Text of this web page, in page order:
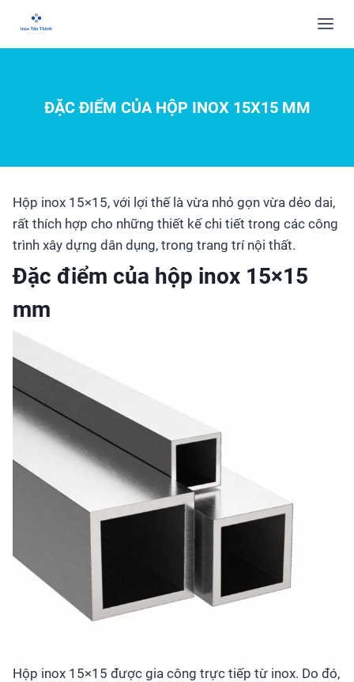
ĐẶC ĐIỂM CỦA HỘP INOX 15X15 MM
Hộp inox 15×15, với lợi thế là vừa nhỏ gọn vừa dẻo dai,
rất thích hợp cho những thiết kế chi tiết trong các công
trình xây dựng dân dụng, trong trang trí nội thất.
Đặc điểm của hộp inox 15×15
mm
Hộp inox 15×15 được gia công trực tiếp từ inox. Do đó,